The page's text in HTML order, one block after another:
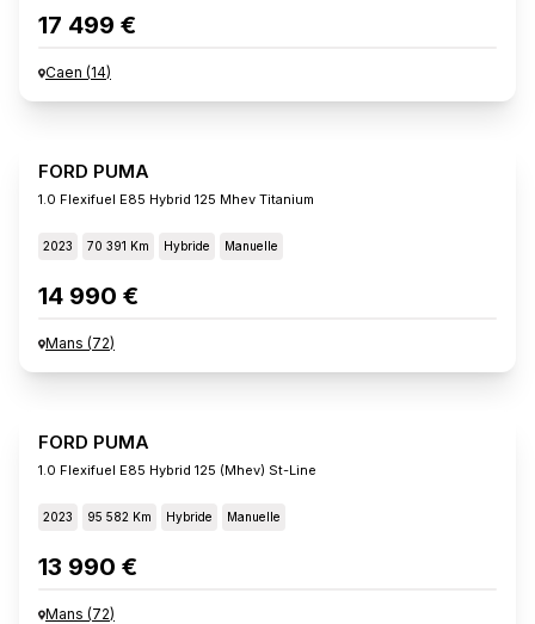
17 499 €
Caen (14)
FORD PUMA
1.0 Flexifuel E85 Hybrid 125 Mhev Titanium
2023 70 391 Km Hybride Manuelle
14 990 €
Mans (72)
FORD PUMA
1.0 Flexifuel E85 Hybrid 125 (mhev) St-Line
2023 95 582 Km Hybride Manuelle
13 990 €
Mans (72)